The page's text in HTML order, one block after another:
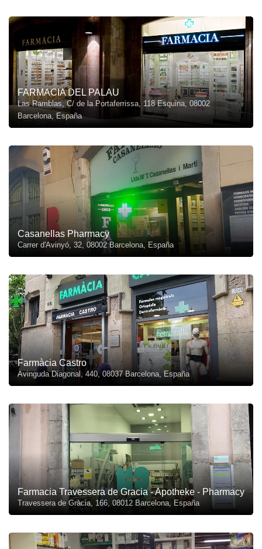
FARMACIA DEL PALAU
Las Ramblas, C/ de la Portaferrissa, 118 Esquina, 08002
Barcelona, España
Casanellas Pharmacy
Carrer d'Avinyó, 32, 08002 Barcelona, España
Farmàcia Castro
Avinguda Diagonal, 440, 08037 Barcelona, España
Farmacia Travessera de Gracia - Apotheke - Pharmacy
Travessera de Gràcia, 166, 08012 Barcelona, España